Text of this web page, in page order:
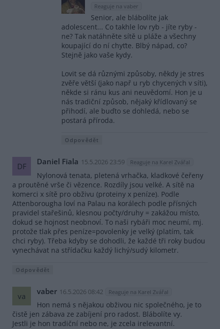
Reaguje na vaber
Senior, ale blábolíte jak
adolescent... Co takhle lov ryb - jíte ryby -
ne? Tak natáhněte sítě u pláže a všechny
koupající do ní chyťte. Blbý nápad, co?
Stejně jako vaše kydy.
Lovit se dá různými způsoby, někdy je stres
zvěře větší (jako např u ryb chycených v síti),
někde si ránu kus ani neuvědomí. Hon je u
nás tradiční způsob, nějaký křídlovaný se
přihodí, ale buďto se dohledá, nebo se
postará příroda.
Odpovědět
DF Daniel Fiala 15.5.2026 23:59 Reaguje na Karel Zvářal
Nylonová tenata, pletená vrhačka, kladkové čeřeny
a proutěné vrše či vězence. Rozdíly jsou velké. A sítě na
komerci x sítě pro obživu (proteiny x peníze). Podle
Attenborougha loví na Palau na korálech podle přísných
pravidel stařešinů, klesnou počty/druhy = zakážou místo,
dokud se hojnost neobnoví. To naši rybáři moc neumí, mj.
protože tlak přes peníze=povolenky je velký (platím, tak
chci ryby). Třeba kdyby se dohodli, že každé tři roky budou
vynechávat na střídačku každý lichý/sudý kilometr.
Odpovědět
va vaber 16.5.2026 08:42 Reaguje na Karel Zvářal
Hon nemá s nějakou obživou nic společného, je to
čistě jen zábava ze zabíjení pro radost. Blábolíte vy.
Jestli je hon tradiční nebo ne, je zcela irelevantní.